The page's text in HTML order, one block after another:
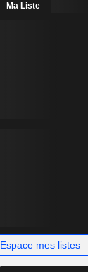
Ma Liste
Espace mes listes